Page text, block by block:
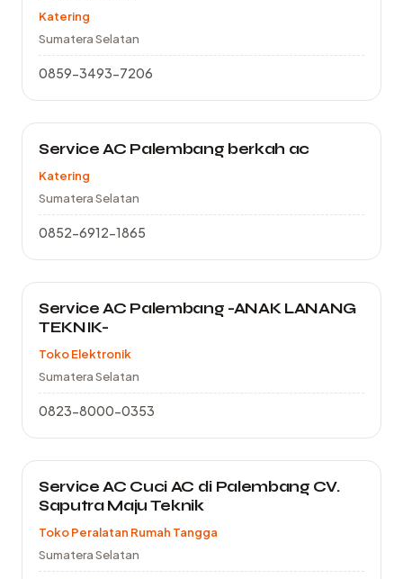
Katering
Sumatera Selatan
0859-3493-7206
Service AC Palembang berkah ac
Katering
Sumatera Selatan
0852-6912-1865
Service AC Palembang -ANAK LANANG
TEKNIK-
Toko Elektronik
Sumatera Selatan
0823-8000-0353
Service AC Cuci AC di Palembang CV.
Saputra Maju Teknik
Toko Peralatan Rumah Tangga
Sumatera Selatan